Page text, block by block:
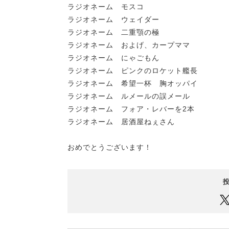
ラジオネーム モスコ
ラジオネーム ウェイダー
ラジオネーム 二重顎の極
ラジオネーム およげ、カープママ
ラジオネーム にゃごもん
ラジオネーム ピンクのロケット艦長
ラジオネーム 希望一杯 胸オッパイ
ラジオネーム ルメールの誤メール
ラジオネーム フォア・レバーを2本
ラジオネーム 居酒屋ねぇさん
おめでとうございます！